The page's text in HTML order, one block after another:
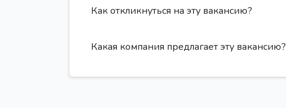
Как откликнуться на эту вакансию?
Какая компания предлагает эту вакансию?